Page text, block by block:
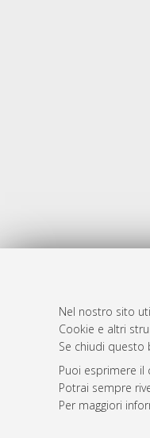
Nel nostro sito
Cookie e altri
Se chiudi questo
Puoi esprimere
Potrai sempre
Per maggiori
Atom
Rss 1.0
Rss 2.0